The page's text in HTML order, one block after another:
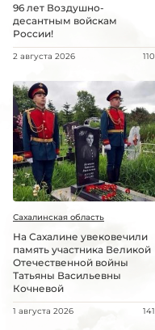
96 лет Воздушно-
десантным войскам
России!
2 августа 2026 110
Сахалинская область
На Сахалине увековечили
память участника Великой
Отечественной войны
Татьяны Васильевны
Кочневой
1 августа 2026 141